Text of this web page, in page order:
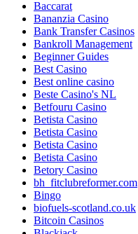
Baccarat
Bananzia Casino
Bank Transfer Casinos
Bankroll Management
Beginner Guides
Best Casino
Best online casino
Beste Casino's NL
Betfouru Casino
Betista Casino
Betista Casino
Betista Casino
Betista Casino
Betory Casino
bh_fitclubreformer.com
Bingo
biofuels-scotland.co.uk
Bitcoin Casinos